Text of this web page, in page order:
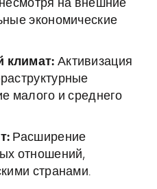
на внешние
экономические
климат: Активизация
малого и среднего
Расширение
отношений,
странами.